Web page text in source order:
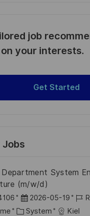
job
your interests.
Get Started
Jobs
System
(m/w/d)
P
o
2026-05-19
J
o
C System
Kiel